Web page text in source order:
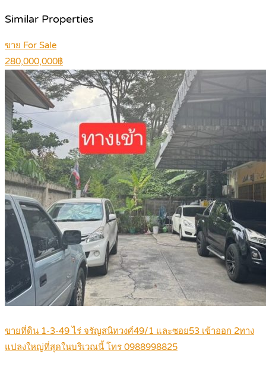
Similar Properties
ขาย For Sale
280,000,000฿
ขายที่ดิน 1-3-49 ไร่ จรัญสนิทวงศ์49/1 และซอย53 เข้าออก 2ทาง
แปลงใหญ่ที่สุดในบริเวณนี้ โทร 0988998825